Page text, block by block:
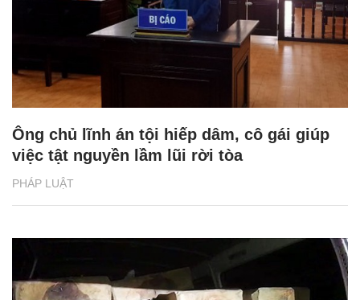
PHÁP LUẬT
Ông chủ lĩnh án tội hiếp dâm, cô gái giúp
việc tật nguyền lầm lũi rời tòa